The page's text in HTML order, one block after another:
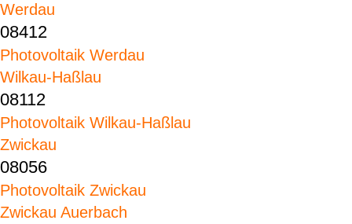
Werdau
08412
Photovoltaik Werdau
Wilkau-Haßlau
08112
Photovoltaik Wilkau-Haßlau
Zwickau
08056
Photovoltaik Zwickau
Zwickau Auerbach